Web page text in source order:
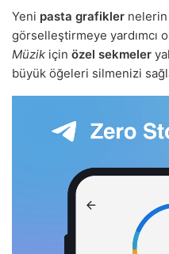
Yeni pasta grafikler nelerin
görselleştirmeye yardımcı
Müzik için özel sekmeler
büyük öğeleri silmenizi